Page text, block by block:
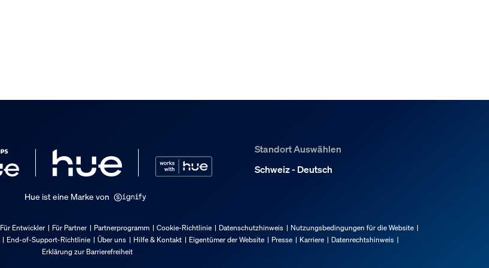
Standort Auswählen
Schweiz - Deutsch
Hue ist eine Marke von
Für Entwickler Für Partner Partnerprogramm Cookie-Richtlinie Datenschutzhinweis
Nutzungsbedingungen für die Website
End-of-Support-Richtlinie Über uns Hilfe & Kontakt Eigentümer der Website Presse Karriere
Datenrechtshinweis
Erklärung zur Barrierefreiheit